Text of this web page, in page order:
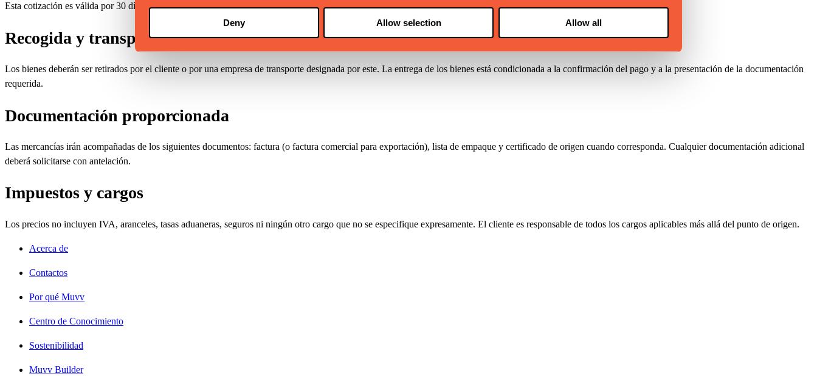
Deny Allow selection Allow all
Esta cotización es válida por 30 días hábiles a partir de la fecha de emisión. Después de este período, los precios y las condiciones estarán sujetos a revisión.
Recogida y transporte
Los bienes deberán ser retirados por el cliente o por una empresa de transporte designada por este. La entrega de los bienes está condicionada a la confirmación del pago y a la presentación de la documentación
requerida.
Documentación proporcionada
Las mercancías irán acompañadas de los siguientes documentos: factura (o factura comercial para exportación), lista de empaque y certificado de origen cuando corresponda. Cualquier documentación adicional
deberá solicitarse con antelación.
Impuestos y cargos
Los precios no incluyen IVA, aranceles, tasas aduaneras, seguros ni ningún otro cargo que no se especifique expresamente. El cliente es responsable de todos los cargos aplicables más allá del punto de origen.
Acerca de
Contactos
Por qué Muvv
Centro de Conocimiento
Sostenibilidad
Muvv Builder